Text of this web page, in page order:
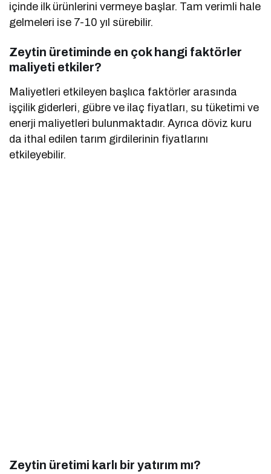
içinde ilk ürünlerini vermeye başlar. Tam verimli hale
gelmeleri ise 7-10 yıl sürebilir.
Zeytin üretiminde en çok hangi faktörler
maliyeti etkiler?
Maliyetleri etkileyen başlıca faktörler arasında
işçilik giderleri, gübre ve ilaç fiyatları, su tüketimi ve
enerji maliyetleri bulunmaktadır. Ayrıca döviz kuru
da ithal edilen tarım girdilerinin fiyatlarını
etkileyebilir.
Zeytin üretimi karlı bir yatırım mı?